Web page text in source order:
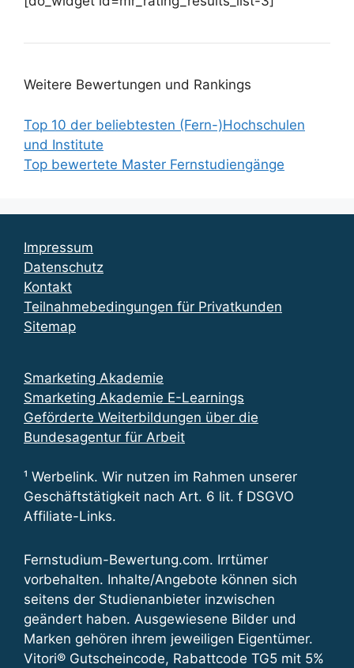
Weitere Bewertungen und Rankings
Top 10 der beliebtesten (Fern-)Hochschulen
und Institute
Top bewertete Master Fernstudiengänge
Impressum
Datenschutz
Kontakt
Teilnahmebedingungen für Privatkunden
Sitemap
Smarketing Akademie
Smarketing Akademie E-Learnings
Geförderte Weiterbildungen über die
Bundesagentur für Arbeit
¹ Werbelink. Wir nutzen im Rahmen unserer
Geschäftstätigkeit nach Art. 6 lit. f DSGVO
Affiliate-Links.
Fernstudium-Bewertung.com. Irrtümer
vorbehalten. Inhalte/Angebote können sich
seitens der Studienanbieter inzwischen
geändert haben. Ausgewiesene Bilder und
Marken gehören ihrem jeweiligen Eigentümer.
Vitori® Gutscheincode, Rabattcode TG5 mit 5%